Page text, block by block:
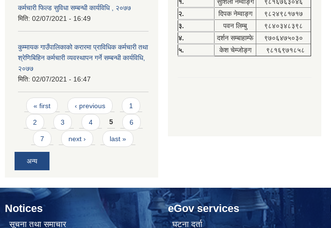
कर्मचारी फिल्ड सुविधा सम्बन्धी कार्यविधि , २०७७
मिति: 02/07/2021 - 16:49
कुम्मायक गाउँपालिकाको करारमा प्राविधिक कर्मचारी तथा
श्रेणिबिहिन कर्मचारी व्यवस्थापन गर्ने सम्बन्धी कार्यविधि,
२०७७
मिति: 02/07/2021 - 16:47
Pages
« first ‹ previous 1
2 3 4 5 6
7 next › last »
अन्य
२.
दिपक नेम्वाङ्ग
९८२४९८१७१७
३.
पवन लिम्बु
९८४०३४८३९८
४.
दर्शन सम्बाहाम्फे
९७०६४७५०३०
५.
केश चेम्जोङ्ग ९८१६९७१८५८
Notices
सूचना तथा समाचार
eGov services
घटना दर्ता